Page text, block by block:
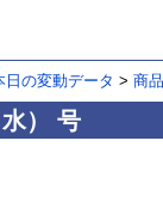
の変動データ > 商
） 号